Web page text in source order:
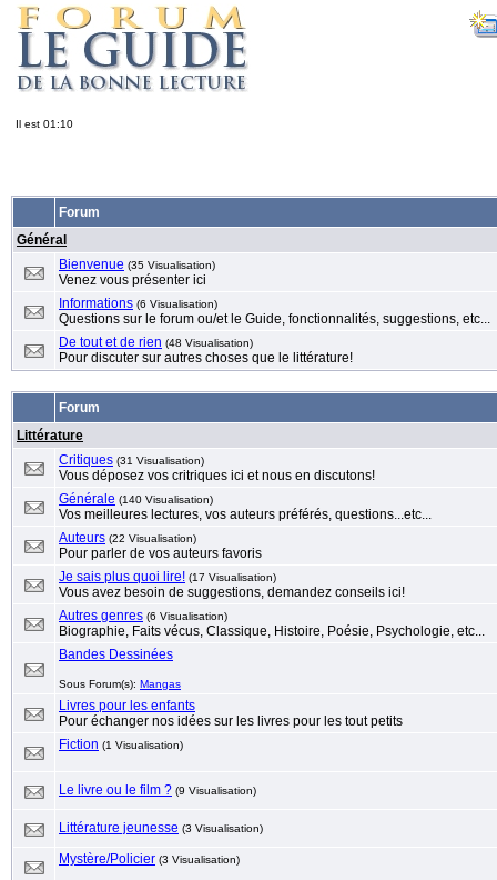
Il est 01:10
Forum
Général
Bienvenue (35 Visualisation)
Venez vous présenter ici
Informations (6 Visualisation)
Questions sur le forum ou/et le Guide, fonctionnalités, suggestions, etc...
De tout et de rien (48 Visualisation)
Pour discuter sur autres choses que le littérature!
Forum
Littérature
Critiques (31 Visualisation)
Vous déposez vos critriques ici et nous en discutons!
Générale (140 Visualisation)
Vos meilleures lectures, vos auteurs préférés, questions...etc...
Auteurs (22 Visualisation)
Pour parler de vos auteurs favoris
Je sais plus quoi lire! (17 Visualisation)
Vous avez besoin de suggestions, demandez conseils ici!
Autres genres (6 Visualisation)
Biographie, Faits vécus, Classique, Histoire, Poésie, Psychologie, etc...
Bandes Dessinées
Sous Forum(s): Mangas
Livres pour les enfants
Pour échanger nos idées sur les livres pour les tout petits
Fiction (1 Visualisation)
Le livre ou le film ? (9 Visualisation)
Littérature jeunesse (3 Visualisation)
Mystère/Policier (3 Visualisation)